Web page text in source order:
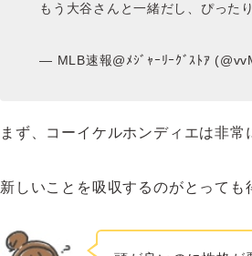
もう大谷さんと一緒だし、ぴった
— MLB速報@ﾒｼﾞｬｰﾘｰｸﾞｽﾄｱ
まず、コーイケルホンディエは非常
新しいことを吸収するのがとっても